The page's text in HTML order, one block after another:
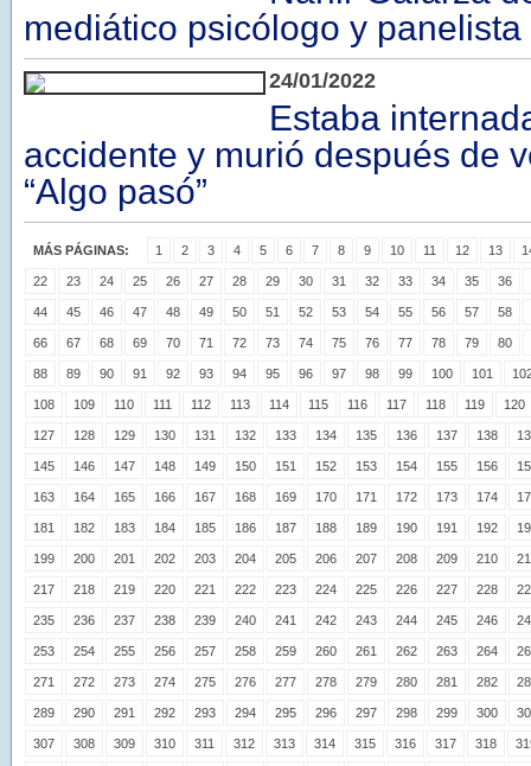
mediático psicólogo y panelista
24/01/2022
Estaba
accidente y murió después de
“Algo pasó”
MÁS PÁGINAS: 1 2 3 4 5 6 7 8 9 10 11 12 13
22 23 24 25 26 27 28 29 30 31 32 33 34 35 36
44 45 46 47 48 49 50 51 52 53 54 55 56 57 58
66 67 68 69 70 71 72 73 74 75 76 77 78 79 80
88 89 90 91 92 93 94 95 96 97 98 99 100 101
108 109 110 111 112 113 114 115 116 117 118 119 120
127 128 129 130 131 132 133 134 135 136 137 138
145 146 147 148 149 150 151 152 153 154 155 156
163 164 165 166 167 168 169 170 171 172 173 174
181 182 183 184 185 186 187 188 189 190 191 192
199 200 201 202 203 204 205 206 207 208 209 210
217 218 219 220 221 222 223 224 225 226 227 228
235 236 237 238 239 240 241 242 243 244 245 246
253 254 255 256 257 258 259 260 261 262 263 264
271 272 273 274 275 276 277 278 279 280 281 282
289 290 291 292 293 294 295 296 297 298 299 300
307 308 309 310 311 312 313 314 315 316 317 318